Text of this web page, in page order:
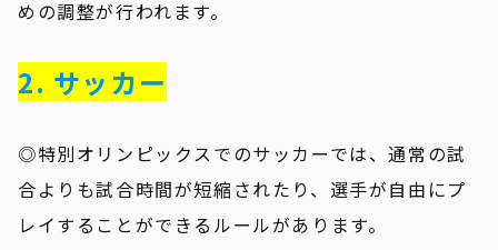
めの調整が行われます。
2. サッカー
◎特別オリンピックスでのサッカーでは、通常の試
合よりも試合時間が短縮されたり、選手が自由にプ
レイすることができるルールがあります。